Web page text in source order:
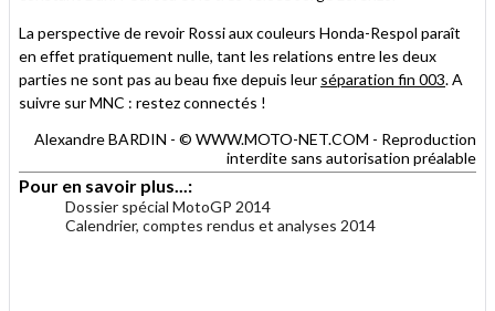
La perspective de revoir Rossi aux couleurs Honda-Respol paraît
en effet pratiquement nulle, tant les relations entre les deux
parties ne sont pas au beau fixe depuis leur séparation fin 003. A
suivre sur MNC : restez connectés !
Alexandre BARDIN - © WWW.MOTO-NET.COM - Reproduction
interdite sans autorisation préalable
Pour en savoir plus...:
Dossier spécial MotoGP 2014
Calendrier, comptes rendus et analyses 2014